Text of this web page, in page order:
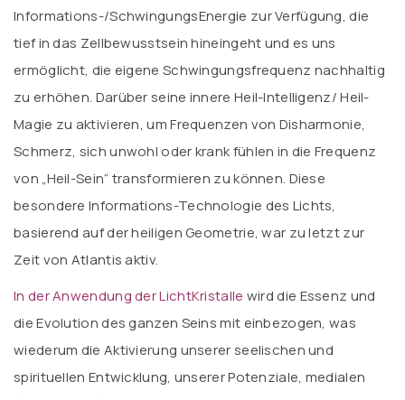
Informations-/SchwingungsEnergie zur Verfügung, die
tief in das Zellbewusstsein hineingeht und es uns
ermöglicht, die eigene Schwingungsfrequenz nachhaltig
zu erhöhen. Darüber seine innere Heil-Intelligenz/ Heil-
Magie zu aktivieren, um Frequenzen von Disharmonie,
Schmerz, sich unwohl oder krank fühlen in die Frequenz
von „Heil-Sein“ transformieren zu können. Diese
besondere Informations-Technologie des Lichts,
basierend auf der heiligen Geometrie, war zu letzt zur
Zeit von Atlantis aktiv.
In der Anwendung der LichtKristalle wird die Essenz und
die Evolution des ganzen Seins mit einbezogen, was
wiederum die Aktivierung unserer seelischen und
spirituellen Entwicklung, unserer Potenziale, medialen